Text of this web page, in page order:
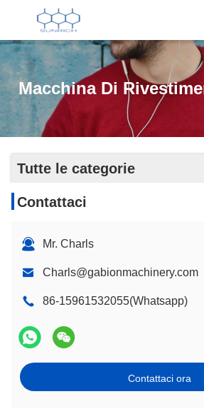
Macchina Di
Tutte le categorie
Contattaci
Mr. Charls
Charls@gabionmachinery.com
86-15961532055(Whatsapp)
Contattaci ora